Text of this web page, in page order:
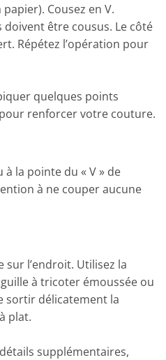
Cousez en V.
être cousus. Le côté
Répétez l’opération pour
quelques points
renforcer votre couture.
à la pointe du « V » de
à ne couper aucune
l’endroit. Utilisez la
à tricoter émoussée ou
sortir délicatement la
plat.
supplémentaires,